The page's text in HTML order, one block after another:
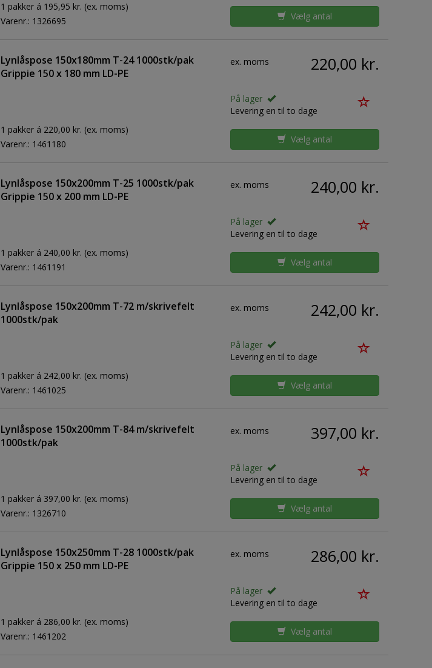
1 pakker á 195,95 kr. (ex. moms)
Varenr.: 1326695 Vælg antal
Lynlåspose 150x180mm T-24 1000stk/pak
Grippie 150 x 180 mm LD-PE
1 pakker á 220,00 kr. (ex. moms)
Varenr.: 1461180
ex. moms 220,00 kr.
På lager
Levering en til to dage
Vælg antal
Lynlåspose 150x200mm T-25 1000stk/pak
Grippie 150 x 200 mm LD-PE
1 pakker á 240,00 kr. (ex. moms)
Varenr.: 1461191
ex. moms 240,00 kr.
På lager
Levering en til to dage
Vælg antal
Lynlåspose 150x200mm T-72 m/skrivefelt
1000stk/pak
1 pakker á 242,00 kr. (ex. moms)
Varenr.: 1461025
ex. moms 242,00 kr.
På lager
Levering en til to dage
Vælg antal
Lynlåspose 150x200mm T-84 m/skrivefelt
1000stk/pak
1 pakker á 397,00 kr. (ex. moms)
Varenr.: 1326710
ex. moms 397,00 kr.
På lager
Levering en til to dage
Vælg antal
Lynlåspose 150x250mm T-28 1000stk/pak
Grippie 150 x 250 mm LD-PE
1 pakker á 286,00 kr. (ex. moms)
Varenr.: 1461202
ex. moms 286,00 kr.
På lager
Levering en til to dage
Vælg antal